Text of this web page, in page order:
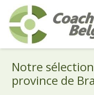
Notre
province de